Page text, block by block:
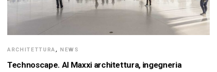
ARCHITETTURA,NEWS
Technoscape. Al Maxxi architettura, ingegneria